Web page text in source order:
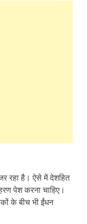
रहा है। ऐसे में देशहित
पेश करना चाहिए।
के बीच भी ईंधन